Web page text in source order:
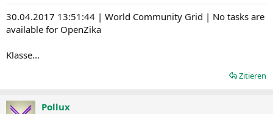
30.04.2017 13:51:44 | World Community Grid | No tasks are
available for OpenZika
Klasse...
Zitieren
Pollux